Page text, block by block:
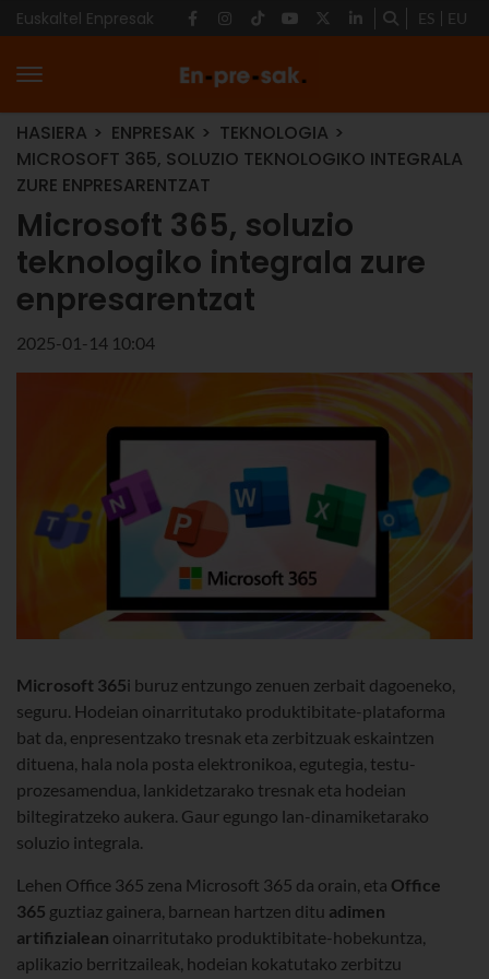
Euskaltel Enpresak ES EU
HASIERA ENPRESAK
TEKNOLOGIA
MICROSOFT 365, SOLUZIO TEKNOLOGIKO INTEGRALA
ZURE ENPRESARENTZAT
Microsoft 365, soluzio
teknologiko integrala zure
enpresarentzat
2025-01-14 10:04
Microsoft 365i buruz entzungo zenuen zerbait dagoeneko,
seguru. Hodeian oinarritutako produktibitate-plataforma
bat da, enpresentzako tresnak eta zerbitzuak eskaintzen
dituena, hala nola posta elektronikoa, egutegia, testu-
prozesamendua, lankidetzarako tresnak eta hodeian
biltegiratzeko aukera. Gaur egungo lan-dinamiketarako
soluzio integrala.
Lehen Office 365 zena Microsoft 365 da orain, eta Office
365 guztiaz gainera, barnean hartzen ditu adimen
artifizialean oinarritutako produktibitate-hobekuntza,
aplikazio berritzaileak, hodeian kokatutako zerbitzu